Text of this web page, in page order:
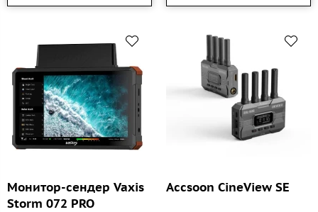
Монитор-сендер Vaxis
Storm 072 PRO
Accsoon CineView SE